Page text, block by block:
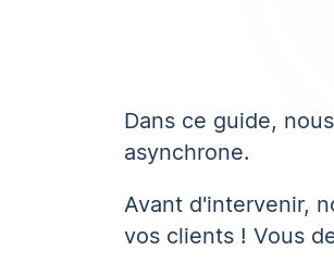
Dans ce guide,
asynchrone.
Avant d'intervenir,
vos clients ! Vous